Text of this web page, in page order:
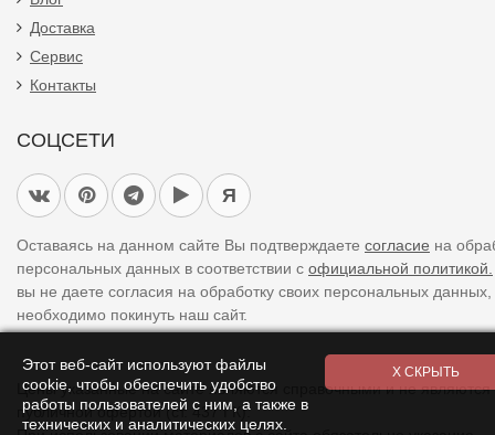
Доставка
Сервис
Контакты
СОЦСЕТИ
Я
Оставаясь на данном сайте Вы подтверждаете согласие на
персональных данных в соответствии с официальной политикой.
вы не даете согласия на обработку своих персональных
необходимо покинуть наш сайт.
Цены указанные на сайте являются справочными и не являются
публичной офертой (ст. 437 ГК).
Этот веб-сайт используют файлы
cookie, чтобы обеспечить удобство
работы пользователей с ним, а также в
технических и аналитических целях.